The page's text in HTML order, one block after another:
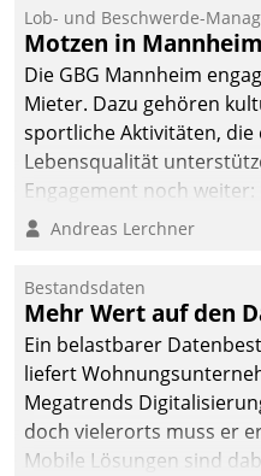
Lob- und Beschwerde-
Motzen in
Die GBG Mannheim
Mieter. Dazu gehören
sportliche Aktivitäten, die
Lebensqualität
Engagement noch
von Beschwerden – oder
und Beschwerde-
ein.
Andreas Lerchner
Bestandsdaten
Mehr Wert auf den
Ein belastbarer
liefert
Megatrends
doch vielerorts muss er
Mobile Lösungen sind